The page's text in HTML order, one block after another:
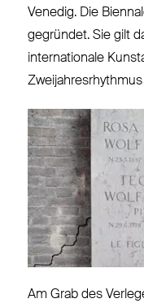
Venedig. Die
gegründet. Sie gilt
internationale
Am Grab des